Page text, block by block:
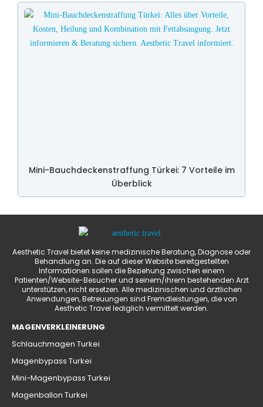
Mini-Bauchdeckenstraffung Türkei: 7 Vorteile im
Überblick
Aesthetic Travel bietet keine medizinische Beratung, Diagnose oder
Behandlung an. Die auf dieser Website bereitgestellten
Informationen sollen die Beziehung zwischen einem
Patienten/Website-Besucher und seinem/ihrem bestehenden Arzt
unterstützen, nicht ersetzen. Alle medizinischen und ärztlichen
Anwendungen, Betreuungen sind Fremdleistungen, die von
Aesthetic Travel lediglich vermittelt werden.
MAGENVERKLEINERUNG
Schlauchmagen Turkei
Magenbypass Turkei
Mini-Magenbypass Turkei
Magenballon Turkei